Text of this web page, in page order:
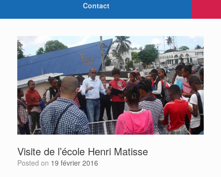
Contact
Visite de l’école Henri Matisse
Posted on 19 février 2016